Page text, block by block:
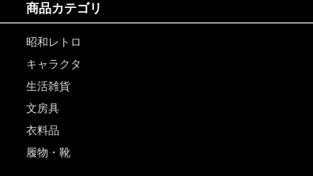
商品カテゴリ
昭和レトロ
キャラクタ
生活雑貨
文房具
衣料品
履物・靴